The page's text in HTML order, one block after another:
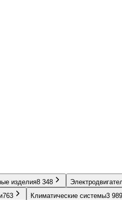
изделия8 348
763 Климатические системы3 989